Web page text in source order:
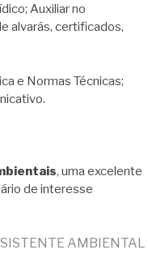
Auxiliar no
alvarás, certificados,
e Normas Técnicas;
, uma excelente
de interesse
AMBIENTAL